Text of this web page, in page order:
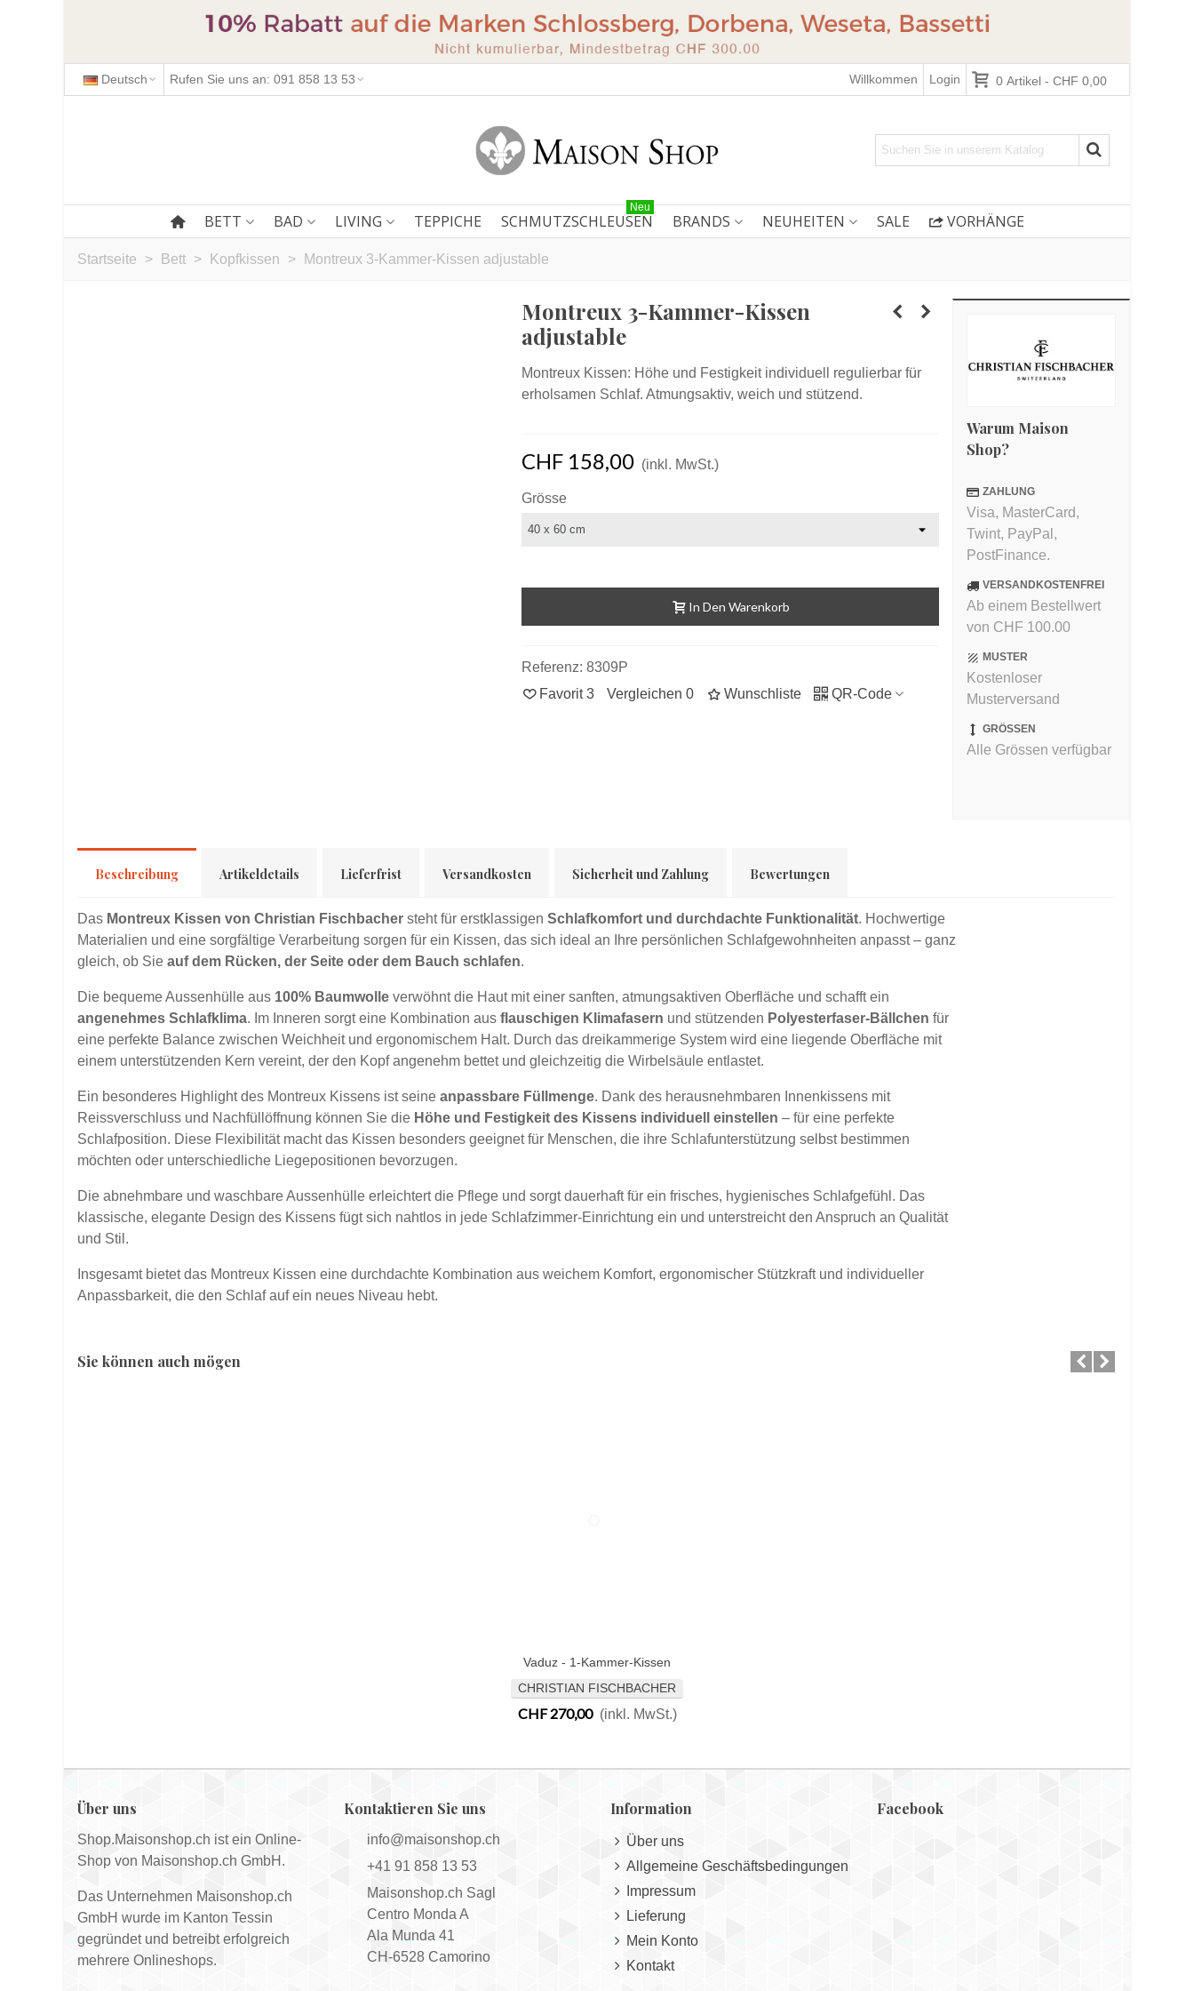
Deutsch Rufen Sie uns an: 091 858 13 53 Willkommen Login 0 Artikel - CHF 0,00
BETT BAD LIVING TEPPICHE SCHMUTZSCHLEUSEN
Neu
BRANDS NEUHEITEN SALE VORHÄNGE
Startseite > Bett > Kopfkissen > Montreux 3-Kammer-Kissen adjustable
Montreux 3-Kammer-Kissen
adjustable
Montreux Kissen: Höhe und Festigkeit individuell regulierbar für
erholsamen Schlaf. Atmungsaktiv, weich und stützend.
CHF 158,00 (inkl. MwSt.)
Grösse
In Den Warenkorb
Referenz: 8309P
Favorit 3 Vergleichen 0 Wunschliste QR-Code
Warum Maison
Shop?
ZAHLUNG
Visa, MasterCard,
Twint, PayPal,
PostFinance.
VERSANDKOSTENFREI
Ab einem Bestellwert
von CHF 100.00
MUSTER
Kostenloser
Musterversand
GRÖSSEN
Alle Grössen verfügbar
Beschreibung Artikeldetails Lieferfrist Versandkosten Sicherheit und Zahlung Bewertungen
Das Montreux Kissen von Christian Fischbacher steht für erstklassigen Schlafkomfort und durchdachte Funktionalität. Hochwertige
Materialien und eine sorgfältige Verarbeitung sorgen für ein Kissen, das sich ideal an Ihre persönlichen Schlafgewohnheiten anpasst – ganz
gleich, ob Sie auf dem Rücken, der Seite oder dem Bauch schlafen.
Die bequeme Aussenhülle aus 100% Baumwolle verwöhnt die Haut mit einer sanften, atmungsaktiven Oberfläche und schafft ein
angenehmes Schlafklima. Im Inneren sorgt eine Kombination aus flauschigen Klimafasern und stützenden Polyesterfaser-Bällchen für
eine perfekte Balance zwischen Weichheit und ergonomischem Halt. Durch das dreikam­merige System wird eine liegende Oberfläche mit
einem unterstützenden Kern vereint, der den Kopf angenehm bettet und gleichzeitig die Wirbelsäule entlastet.
Ein besonderes Highlight des Montreux Kissens ist seine anpassbare Füllmenge. Dank des herausnehmbaren Innenkissens mit
Reissverschluss und Nachfüllöffnung können Sie die Höhe und Festigkeit des Kissens individuell einstellen – für eine perfekte
Schlafposition. Diese Flexibilität macht das Kissen besonders geeignet für Menschen, die ihre Schlafunterstützung selbst bestimmen
möchten oder unterschiedliche Liegepositionen bevorzugen.
Die abnehmbare und waschbare Aussenhülle erleichtert die Pflege und sorgt dauerhaft für ein frisches, hygienisches Schlafgefühl. Das
klassische, elegante Design des Kissens fügt sich nahtlos in jede Schlafzimmer-Einrichtung ein und unterstreicht den Anspruch an Qualität
und Stil.
Insgesamt bietet das Montreux Kissen eine durchdachte Kombination aus weichem Komfort, ergonomischer Stützkraft und individueller
Anpassbarkeit, die den Schlaf auf ein neues Niveau hebt.
Sie können auch mögen
In Den Warenkorb
Vaduz - 1-Kammer-Kissen
CHRISTIAN FISCHBACHER
CHF 270,00 (inkl. MwSt.)
Über uns
Shop.Maisonshop.ch ist ein Online-
Shop von Maisonshop.ch GmbH.
Das Unternehmen Maisonshop.ch
GmbH wurde im Kanton Tessin
gegründet und betreibt erfolgreich
mehrere Onlineshops.
Kontaktieren Sie uns
info@maisonshop.ch
+41 91 858 13 53
Maisonshop.ch Sagl
Centro Monda A
Ala Munda 41
CH-6528 Camorino
Information
Über uns
Allgemeine Geschäftsbedingungen
Impressum
Lieferung
Mein Konto
Kontakt
Facebook